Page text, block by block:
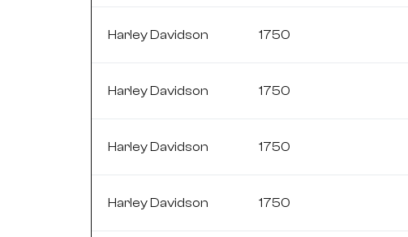
Harley Davidson 1750
Harley Davidson 1750
Harley Davidson 1750
Harley Davidson 1750